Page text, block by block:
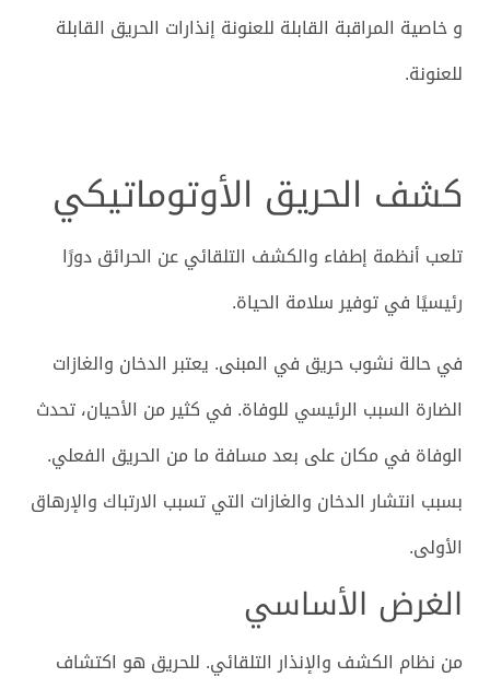
و خاصية المراقبة القابلة للعنونة إنذارات الحريق القابلة
للعنونة.
كشف الحريق الأوتوماتيكي
تلعب أنظمة إطفاء والكشف التلقائي عن الحرائق دورًا
رئيسيًا في توفير سلامة الحياة.
في حالة نشوب حريق في المبنى. يعتبر الدخان والغازات
الضارة السبب الرئيسي للوفاة. في كثير من الأحيان، تحدث
الوفاة في مكان على بعد مسافة ما من الحريق الفعلي.
بسبب انتشار الدخان والغازات التي تسبب الارتباك والإرهاق
الأولى.
الغرض الأساسي
من نظام الكشف والإنذار التلقائي. للحريق هو اكتشاف